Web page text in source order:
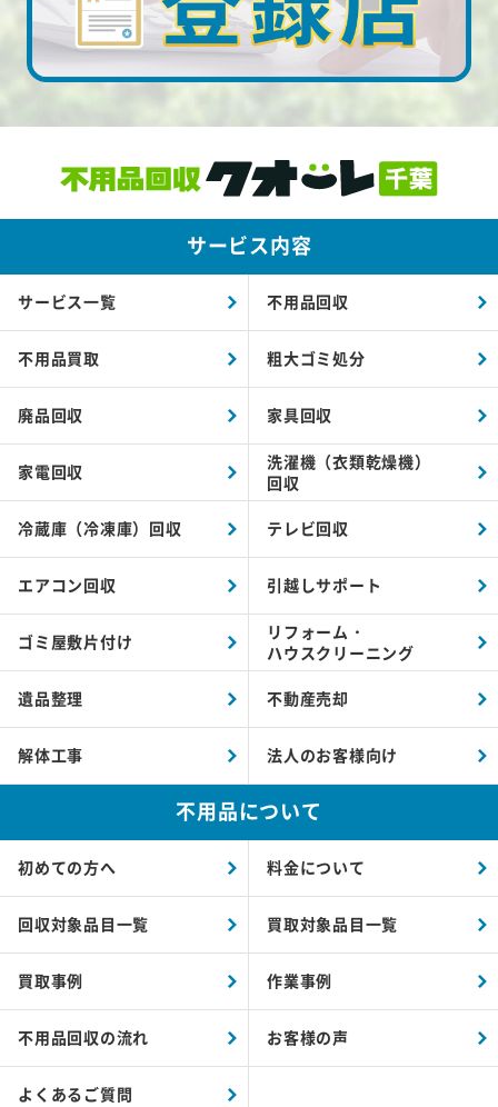
サービス内容
サービス一覧 不用品回収
不用品買取 粗大ゴミ処分
廃品回収 家具回収
家電回収
洗濯機（衣類乾燥機）
回収
冷蔵庫（冷凍庫）回収 テレビ回収
エアコン回収 引越しサポート
ゴミ屋敷片付け
リフォーム・
ハウスクリーニング
遺品整理 不動産売却
解体工事 法人のお客様向け
不用品について
初めての方へ 料金について
回収対象品目一覧 買取対象品目一覧
買取事例 作業事例
不用品回収の流れ お客様の声
よくあるご質問